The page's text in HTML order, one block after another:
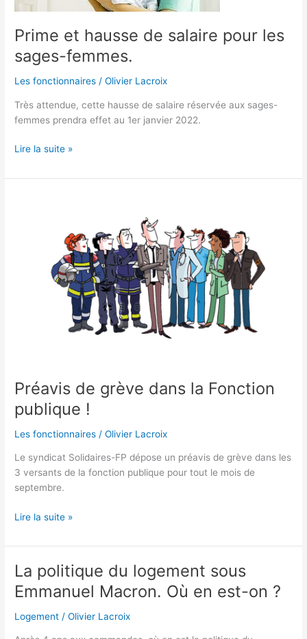
Prime et hausse de salaire pour les
sages-femmes.
Les fonctionnaires /Olivier Lacroix
Très attendue, cette hausse de salaire réservée aux sages-
femmes prendra effet au 1er janvier 2022.
Lire la suite »
Préavis de grève dans la Fonction
publique !
Les fonctionnaires /Olivier Lacroix
Le syndicat Solidaires-FP dépose un préavis de grève dans les
3 versants de la fonction publique pour tout le mois de
septembre.
Fonction
Lire la suite »
La politique du logement sous
Emmanuel Macron. Où en est-on ?
Logement /Olivier Lacroix
La
politique
du
logement